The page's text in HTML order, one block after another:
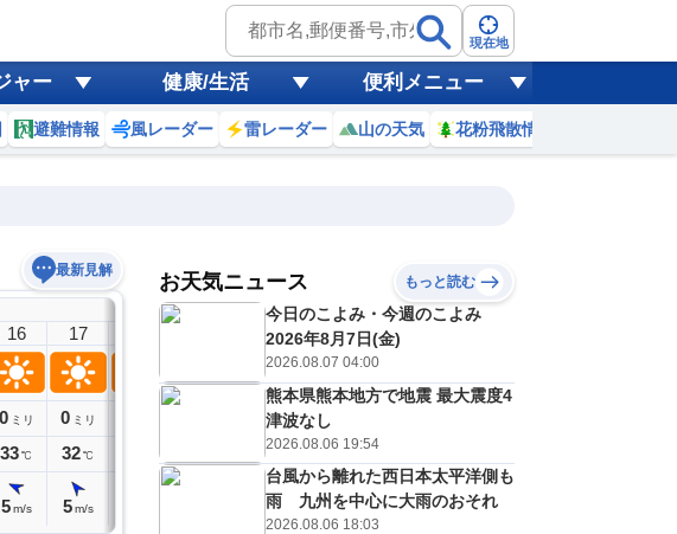
現在地
ャー 健康/生活 便利メニュー
避難情報 風レーダー 雷レーダー 山の天気 花粉飛散情報
最新見解
16
0 ミリ
33℃
5 m/s
17
0 ミリ
32℃
5 m/s
20
ミリ
29
m/s
21
0 ミリ
28
2m/s
22
28
2 m/s 2m/s 2
お天気ニュース もっと読む
今日のこよみ・今週のこよみ
2026年8月7日(金)
2026.08.07 04:00
熊本県熊本地方で地震 最大震度4
津波なし
2026.08.06 19:54
台風から離れた西日本太平洋側も
雨 九州を中心に大雨のおそれ
2026.08.06 18:03